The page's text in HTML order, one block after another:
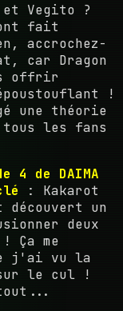
et Vegito ?
fait
accrochez-
car Dragon
offrir
!
une théorie
les fans
4 de DAIMA
: Kakarot
un
deux
Ça me
j'ai vu la
le cul !